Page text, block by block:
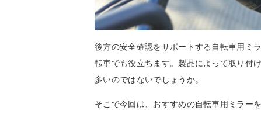
後方の安全確認をサポートする自転車用ミ
転車でも役立ちます。製品によって取り付
多いのではないでしょうか。
そこで今回は、おすすめの自転車用ミラー